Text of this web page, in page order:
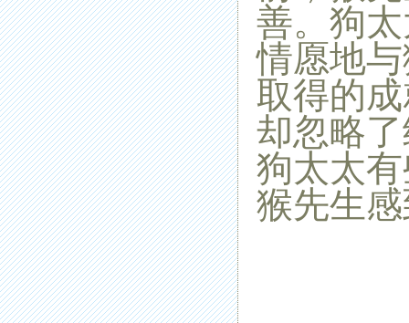
善。狗
情愿地
取得的
却忽略
狗太太
猴先生